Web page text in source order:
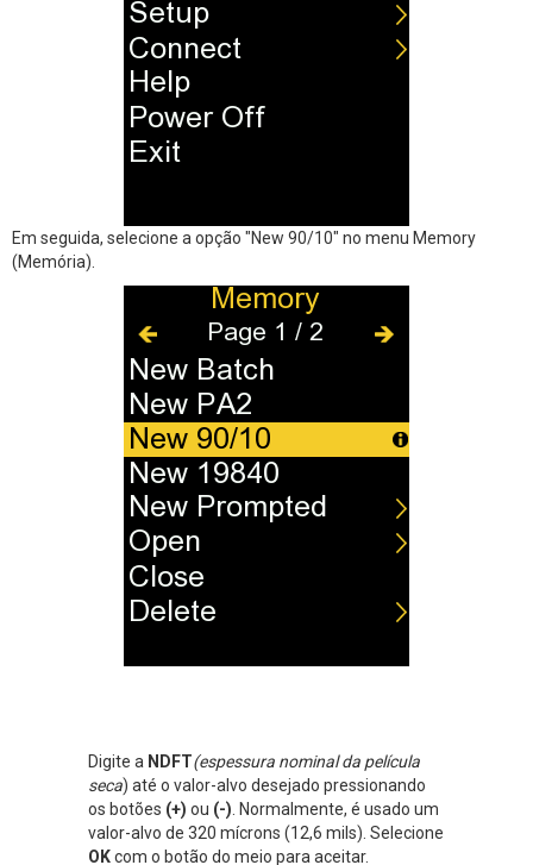
Em seguida, selecione a opção "New 90/10" no menu Memory
(Memória).
Digite a NDFT(espessura nominal da película
seca) até o valor-alvo desejado pressionando
os botões (+) ou (-) . Normalmente, é usado um
valor-alvo de 320 mícrons (12,6 mils). Selecione
OKcom o botão do meio para aceitar.